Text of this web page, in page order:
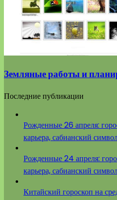
Земляные работы и
Последние публикации
Рожденные 26 апреля:
карьера, сабианский
Рожденные 24 апреля:
карьера, сабианский
Китайский гороскоп на